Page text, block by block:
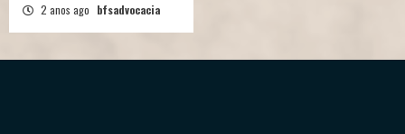
2 anos ago bfsadvocacia